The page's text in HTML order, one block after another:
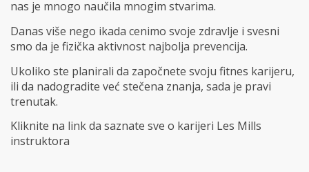
nas je mnogo naučila mnogim stvarima.
Danas više nego ikada cenimo svoje zdravlje i svesni
smo da je fizička aktivnost najbolja prevencija.
Ukoliko ste planirali da započnete svoju fitnes karijeru,
ili da nadogradite već stečena znanja, sada je pravi
trenutak.
Kliknite na link da saznate sve o karijeri Les Mills
instruktora